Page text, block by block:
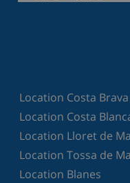
Location Costa Brava
Location Costa
Location Lloret de
Location Tossa de
Location Blanes